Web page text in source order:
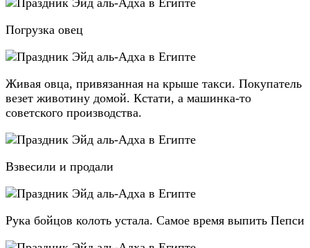
Погрузка овец
Живая овца, привязанная на крыше такси. Покупатель
везет животину домой. Кстати, а машинка-то
советского производства.
Взвесили и продали
Рука бойцов колоть устала. Самое время выпить Пепси